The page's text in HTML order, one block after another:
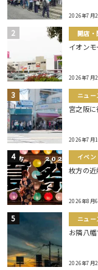
2026年7月
開店・
イオン
2026年7月
ニュー
宮之阪
2026年7月
イベン
枚方の近
2026年8月6
ニュー
お隣八幡
2026年7月